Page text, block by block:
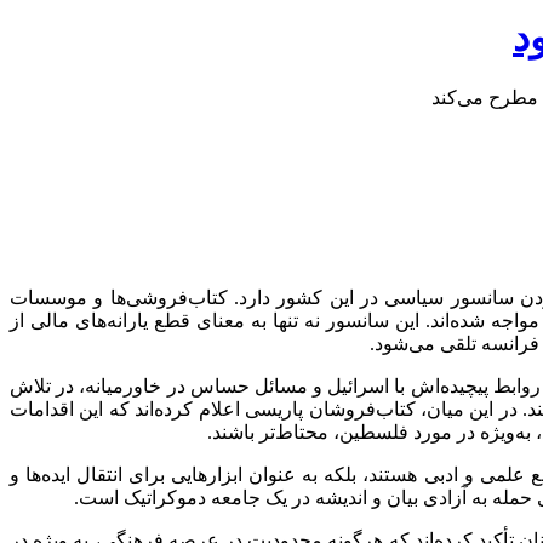
مطرح می‌کند
سانسور سیاسی در این کشور دارد. کتاب‌فروشی‌ها و موسسات
شده‌اند. این سانسور نه تنها به معنای قطع یارانه‌های مالی از
تلقی می‌شود.
پیچیده‌اش با اسرائیل و مسائل حساس در خاورمیانه، در تلاش
این میان، کتاب‌فروشان پاریسی اعلام کرده‌اند که این اقدامات
در مورد فلسطین، محتاط‌تر باشند.
و ادبی هستند، بلکه به عنوان ابزارهایی برای انتقال ایده‌ها و
به آزادی بیان و اندیشه در یک جامعه دموکراتیک است.